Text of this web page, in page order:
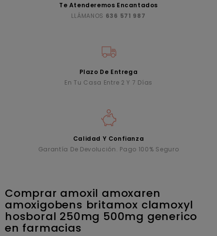
Te Atenderemos Encantados
LLÁMANOS 636 571 987
Plazo De Entrega
En Tu Casa Entre 2 Y 7 Días
Calidad Y Confianza
Garantía De Devolución. Pago 100% Seguro
Comprar amoxil amoxaren
amoxigobens britamox clamoxyl
hosboral 250mg 500mg generico
en farmacias